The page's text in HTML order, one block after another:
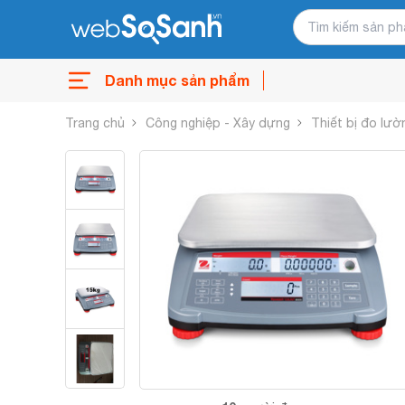
Danh mục sản phẩm
Trang chủ Công nghiệp - Xây dựng Thiết bị đo